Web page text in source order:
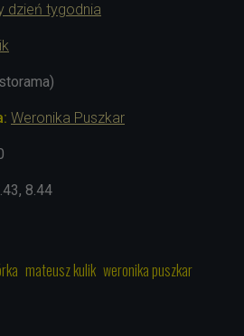
dzień tygodnia
Weronika Puszkar
8.44
mateusz kulik weronika puszkar